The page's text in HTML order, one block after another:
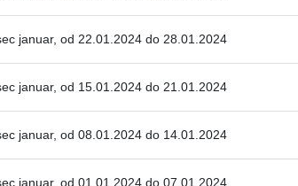
januar, od 22.01.2024 do 28.01.2024
januar, od 15.01.2024 do 21.01.2024
januar, od 08.01.2024 do 14.01.2024
januar, od 01.01.2024 do 07.01.2024